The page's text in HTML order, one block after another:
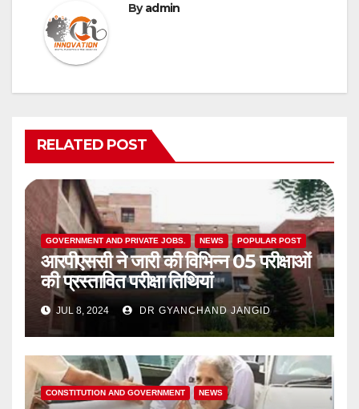
Byadmin
RELATED POST
GOVERNMENT AND PRIVATE JOBS. NEWS POPULAR POST
आरपीएससी ने जारी की विभिन्न 05 परीक्षाओं
की प्रस्तावित परीक्षा तिथियां
JUL 8, 2024 DR GYANCHAND JANGID
CONSTITUTION AND GOVERNMENT NEWS